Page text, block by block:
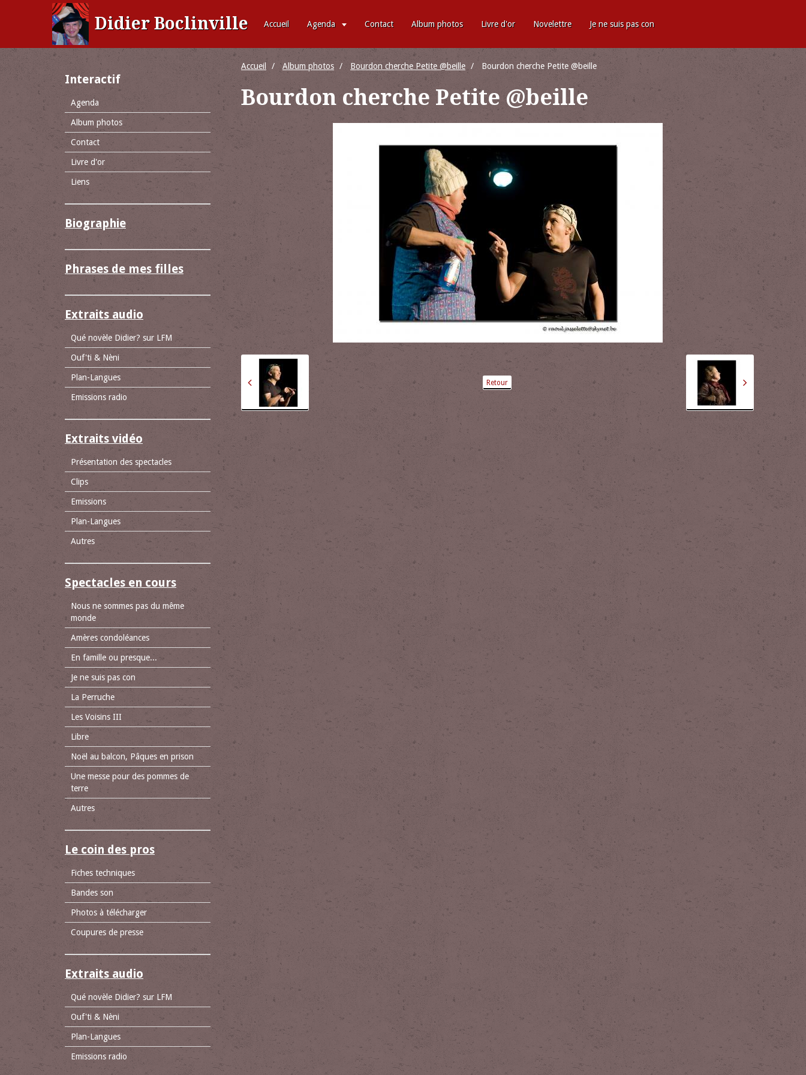
Didier Boclinville Accueil Agenda Contact Album photos Livre d'or Novelettre Je ne suis pas con
Accueil Album photos Bourdon cherche Petite @beille Bourdon cherche Petite @beille
Bourdon cherche Petite @beille
Retour
Interactif
Agenda
Album photos
Contact
Livre d'or
Liens
Biographie
Phrases de mes filles
Extraits audio
Qué novèle Didier? sur LFM
Ouf'ti & Nèni
Plan-Langues
Emissions radio
Extraits vidéo
Présentation des spectacles
Clips
Emissions
Plan-Langues
Autres
Spectacles en cours
Nous ne sommes pas du même
monde
Amères condoléances
En famille ou presque...
Je ne suis pas con
La Perruche
Les Voisins III
Libre
Noël au balcon, Pâques en prison
Une messe pour des pommes de
terre
Autres
Le coin des pros
Fiches techniques
Bandes son
Photos à télécharger
Coupures de presse
Extraits audio
Qué novèle Didier? sur LFM
Ouf'ti & Nèni
Plan-Langues
Emissions radio